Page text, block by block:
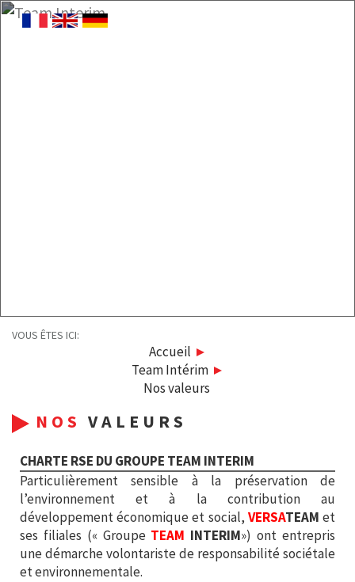
VOUS ÊTES ICI:
Accueil
Team Intérim
Nos valeurs
NOS VALEURS
CHARTE RSE DU GROUPE TEAM INTERIM
Particulièrement sensible à la préservation de
l’environnement et à la contribution au
développement économique et social, VERSATEAM et
ses filiales (« Groupe TEAM INTERIM») ont entrepris
une démarche volontariste de responsabilité sociétale
et environnementale.